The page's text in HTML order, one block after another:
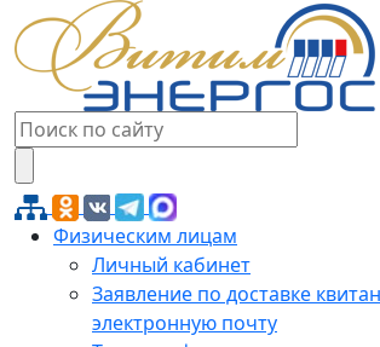
Физическим лицам
Личный кабинет
Заявление по доставке
электронную почту